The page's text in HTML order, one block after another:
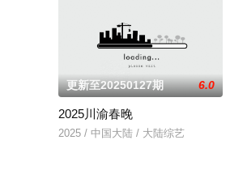
更新至20250127期 6.0
2025川渝春晚
2025 / 中国大陆 / 大陆综艺